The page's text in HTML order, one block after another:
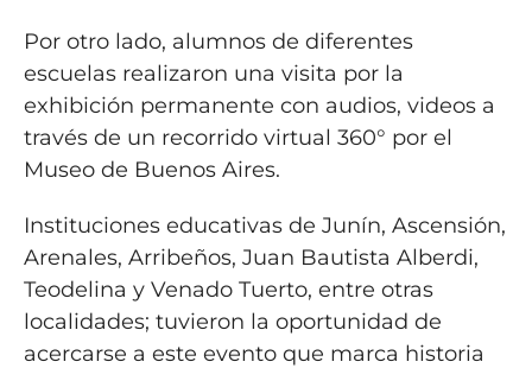
Por otro lado, alumnos de diferentes
escuelas realizaron una visita por la
exhibición permanente con audios, videos a
través de un recorrido virtual 360° por el
Museo de Buenos Aires.
Instituciones educativas de Junín, Ascensión,
Arenales, Arribeños, Juan Bautista Alberdi,
Teodelina y Venado Tuerto, entre otras
localidades; tuvieron la oportunidad de
acercarse a este evento que marca historia